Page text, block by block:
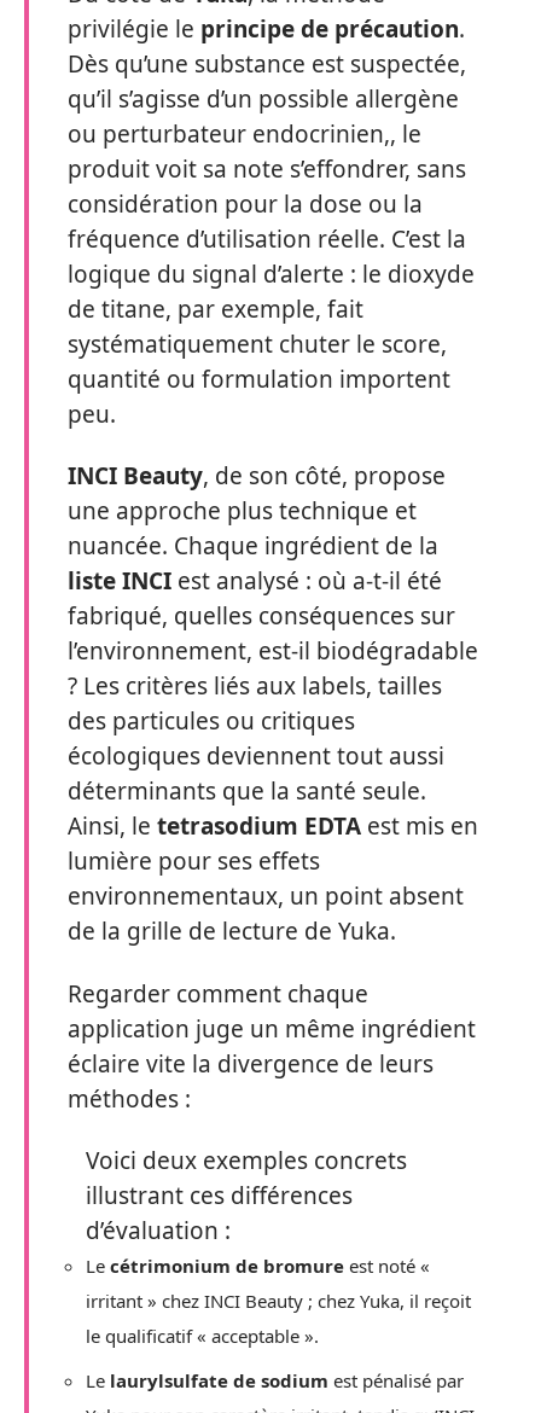
privilégie le principe de précaution.
Dès qu’une substance est suspectée,
qu’il s’agisse d’un possible allergène
ou perturbateur endocrinien,, le
produit voit sa note s’effondrer, sans
considération pour la dose ou la
fréquence d’utilisation réelle. C’est la
logique du signal d’alerte : le dioxyde
de titane, par exemple, fait
systématiquement chuter le score,
quantité ou formulation importent
peu.
INCI Beauty, de son côté, propose
une approche plus technique et
nuancée. Chaque ingrédient de la
liste INCI est analysé : où a-t-il été
fabriqué, quelles conséquences sur
l’environnement, est-il biodégradable
? Les critères liés aux labels, tailles
des particules ou critiques
écologiques deviennent tout aussi
déterminants que la santé seule.
Ainsi, le tetrasodium EDTA est mis en
lumière pour ses effets
environnementaux, un point absent
de la grille de lecture de Yuka.
Regarder comment chaque
application juge un même ingrédient
éclaire vite la divergence de leurs
méthodes :
Voici deux exemples concrets
illustrant ces différences
d’évaluation :
Le cétrimonium de bromure est noté «
irritant » chez INCI Beauty ; chez Yuka, il reçoit
le qualificatif « acceptable ».
Le laurylsulfate de sodium est pénalisé par